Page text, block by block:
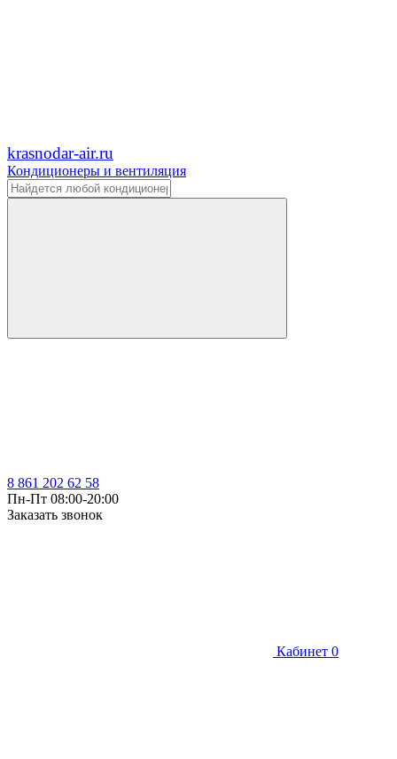
krasnodar-air.ru
Кондиционеры и вентиляция
8 861 202 62 58
Пн-Пт 08:00-20:00
Заказать звонок
Кабинет 0